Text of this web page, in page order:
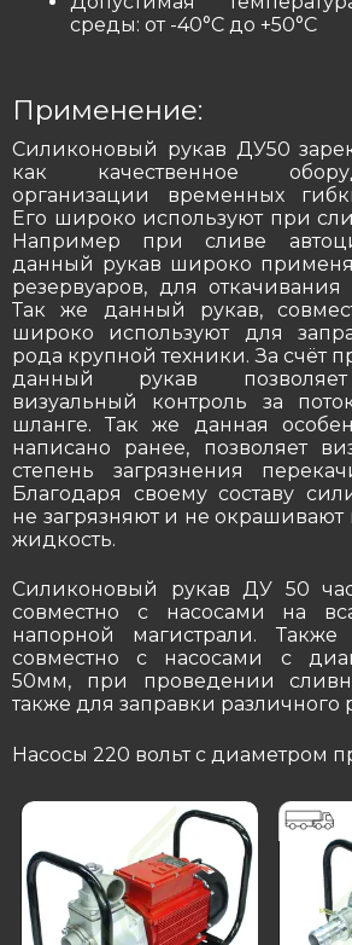
среды: от -40°С до +50°С
Применение:
Силиконовый рукав ДУ50
как качественное
организации временных
Его широко используют при
Например при сливе
данный рукав широко
резервуаров, для откачивания
Так же данный рукав,
широко используют для
рода крупной техники. За счёт
данный рукав
визуальный контроль за
шланге. Так же данная
написано ранее, позволяет
степень загрязнения
Благодаря своему составу
не загрязняют и не
жидкость.
Силиконовый рукав ДУ 50
совместно с насосами на
напорной магистрали. Также
совместно с насосами с
50мм, при проведении
также для заправки различного
Насосы 220 вольт с диаметром